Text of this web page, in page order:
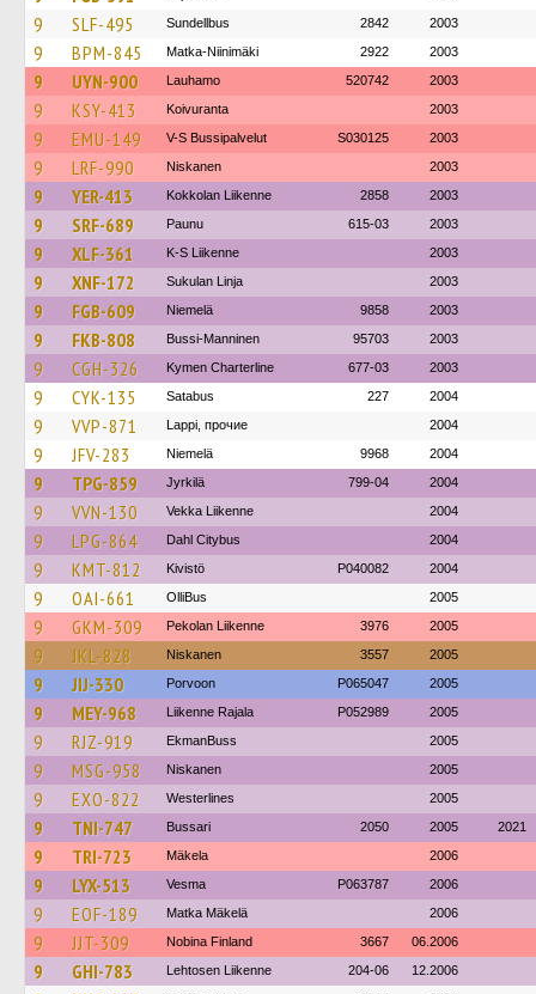
9 SLF-495 Sundellbus 2842 2003
9 BPM-845 Matka-Niinimäki 2922 2003
9 UYN-900 Lauhamo 520742 2003
9 KSY-413 Koivuranta 2003
9 EMU-149 V-S Bussipalvelut S030125 2003
9 LRF-990 Niskanen 2003
9 YER-413 Kokkolan Liikenne 2858 2003
9 SRF-689 Paunu 615-03 2003
9 XLF-361 K-S Liikenne 2003
9 XNF-172 Sukulan Linja 2003
9 FGB-609 Niemelä 9858 2003
9 FKB-808 Bussi-Manninen 95703 2003
9 CGH-326 Kymen Charterline 677-03 2003
9 CYK-135 Satabus 227 2004
9 VVP-871 Lappi, прочие 2004
9 JFV-283 Niemelä 9968 2004
9 TPG-859 Jyrkilä 799-04 2004
9 VVN-130 Vekka Liikenne 2004
9 LPG-864 Dahl Citybus 2004
9 KMT-812 Kivistö P040082 2004
9 OAI-661 OlliBus 2005
9 GKM-309 Pekolan Liikenne 3976 2005
9 JKL-828 Niskanen 3557 2005
9 JIJ-330 Porvoon P065047 2005
9 MEY-968 Liikenne Rajala P052989 2005
9 RJZ-919 EkmanBuss 2005
9 MSG-958 Niskanen 2005
9 EXO-822 Westerlines 2005
9 TNI-747 Bussari 2050 2005 2021
9 TRI-723 Mäkela 2006
9 LYX-513 Vesma P063787 2006
9 EOF-189 Matka Mäkelä 2006
9 JJT-309 Nobina Finland 3667 06.2006
9 GHI-783 Lehtosen Liikenne 204-06 12.2006